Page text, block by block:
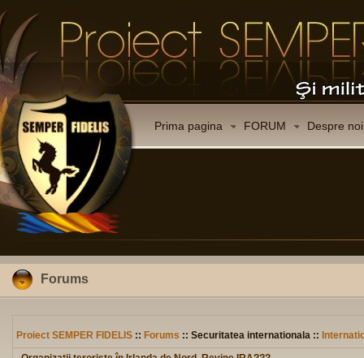
Prima pagina FORUM Despre noi
Forums
Proiect SEMPER FIDELIS :: Forums :: Securitatea internationala ::